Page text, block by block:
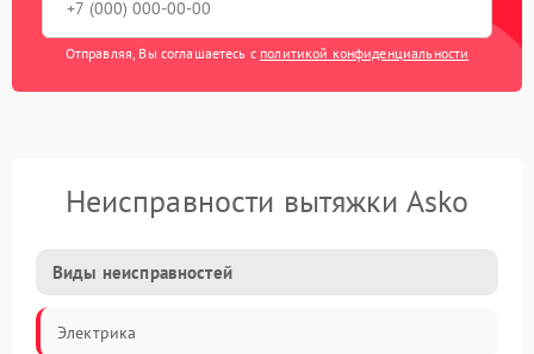
Отправляя, Вы соглашаетесь с политикой конфиденциальности
Неисправности вытяжки Asko
Виды неисправностей
Электрика